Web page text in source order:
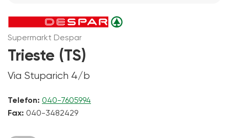
Supermarkt Despar
Trieste (TS)
Via Stuparich 4/b
Telefon: 040-7605994
Fax: 040-3482429